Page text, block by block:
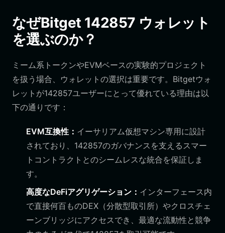
なぜBitget 142857 ウォレット
を選ぶのか？
ミーム系トークンやEVMベースの実験的プロジェクト
を扱う場合、ウォレットの選択は重要です。Bitgetウォ
レットが142857ユーザーにとって優れている理由は以
下の通りです：
EVM互換性： イーサリアム仮想マシン専用に設計
されており、142857のガバナンスを支えるスマー
トコントラクトとのシームレスな統合を保証しま
す。
高度なDeFiアグリゲーション： インターフェース内
で直接何百ものDEX（分散型取引所）やクロスチェ
ーンブリッジにアクセスでき、最適な流動性と競争